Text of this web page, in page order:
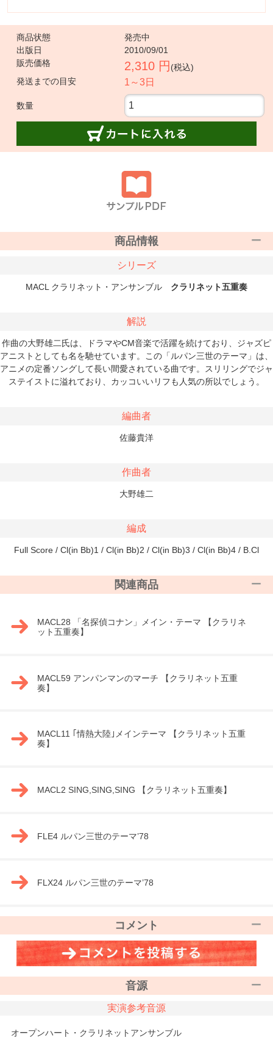
商品状態
発売中
出版日
2010/09/01
販売価格
2,310 円 (税込)
発送までの目安
1～3日
数量
商品情報
シリーズ
MACL クラリネット・アンサンブル クラリネット五重奏
解説
作曲の大野雄二氏は、ドラマやCM音楽で活躍を続けており、ジャズピ
アニストとしても名を馳せています。この「ルパン三世のテーマ」は、
アニメの定番ソングして長い間愛されている曲です。スリリングでジャ
ステイストに溢れており、カッコいいリフも人気の所以でしょう。
編曲者
佐藤貴洋
作曲者
大野雄二
編成
Full Score / Cl(in Bb)1 / Cl(in Bb)2 / Cl(in Bb)3 / Cl(in Bb)4 / B.Cl
関連商品
MACL28 「名探偵コナン」メイン・テーマ 【クラリネ
ット五重奏】
MACL59 アンパンマンのマーチ 【クラリネット五重
奏】
MACL11 ｢情熱大陸｣メインテーマ 【クラリネット五重
奏】
MACL2 SING,SING,SING 【クラリネット五重奏】
FLE4 ルパン三世のテーマ’78
FLX24 ルパン三世のテーマ’78
コメント
音源
実演参考音源
オープンハート・クラリネットアンサンブル